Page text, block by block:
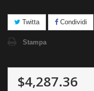
Twitta Condividi
Stampa
$4,287.36